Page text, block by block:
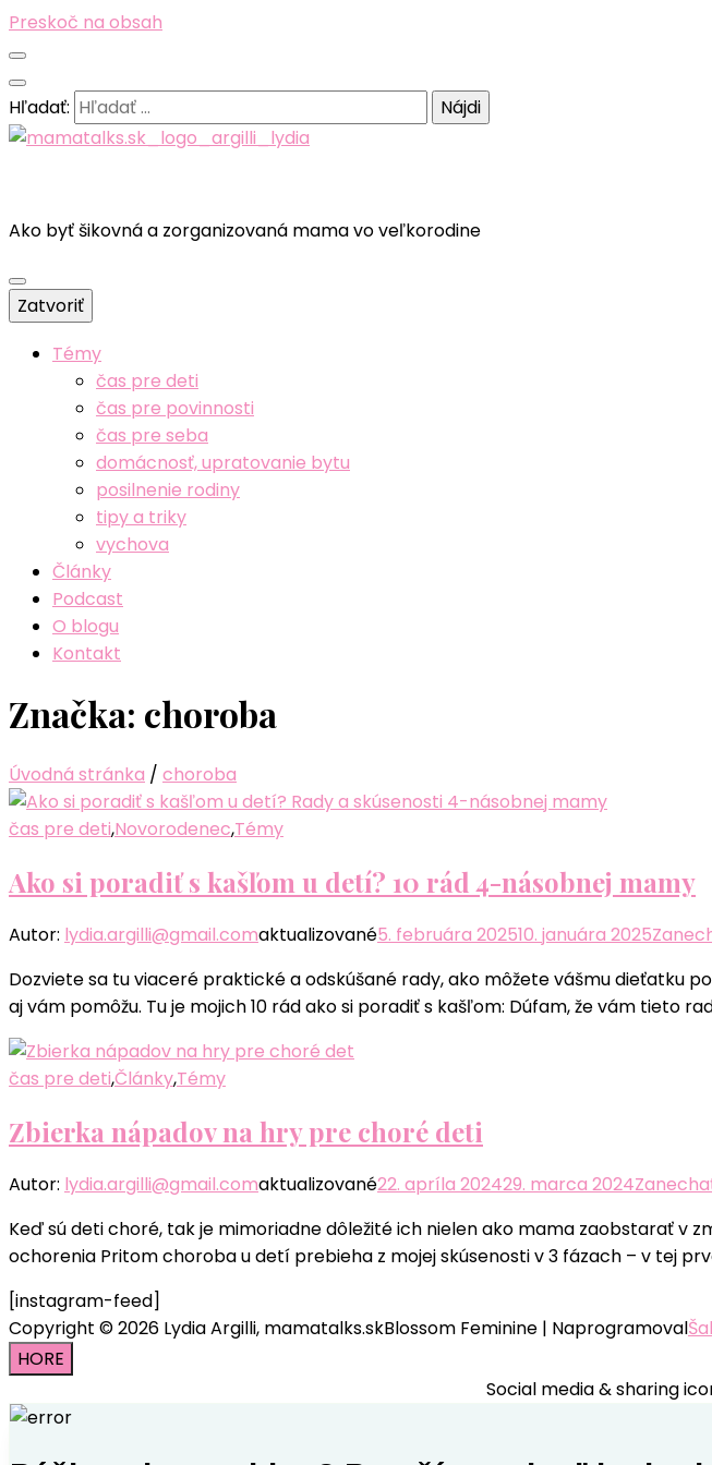
Preskoč na obsah
Hľadať:
Ako byť šikovná a zorganizovaná mama vo veľkorodine
Zatvoriť
Témy
čas pre deti
čas pre povinnosti
čas pre seba
domácnosť, upratovanie bytu
posilnenie rodiny
tipy a triky
vychova
Články
Podcast
O blogu
Kontakt
Značka: choroba
Úvodná stránka / choroba
čas pre deti,Novorodenec,Témy
Ako si poradiť s kašľom u detí? 10 rád 4-násobnej mamy
Autor: lydia.argilli@gmail.comaktualizované5. februára 202510. januára 2025
Dozviete sa tu viaceré praktické a odskúšané rady, ako môžete vášmu dieťatku
aj vám pomôžu. Tu je mojich 10 rád ako si poradiť s kašľom: Dúfam, že vám tieto
čas pre deti,Články,Témy
Zbierka nápadov na hry pre choré deti
Autor: lydia.argilli@gmail.comaktualizované22. apríla 202429. marca 2024
Keď sú deti choré, tak je mimoriadne dôležité ich nielen ako mama zaobstarať v
ochorenia Pritom choroba u detí prebieha z mojej skúsenosti v 3 fázach – v tej
[instagram-feed]
Copyright © 2026 Lydia Argilli, mamatalks.skBlossom Feminine | Naprogramoval
HORE
Social media & sharing